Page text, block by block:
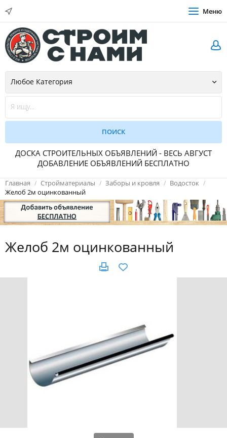
Меню
ДОСКА СТРОИТЕЛЬНЫХ ОБЪЯВЛЕНИЙ - ВЕСЬ АВГУСТ
ДОБАВЛЕНИЕ ОБЪЯВЛЕНИЙ БЕСПЛАТНО
Главная Стройматериалы Заборы и кровля
Водосток
Желоб 2м оцинкованный
Желоб 2м оцинкованный